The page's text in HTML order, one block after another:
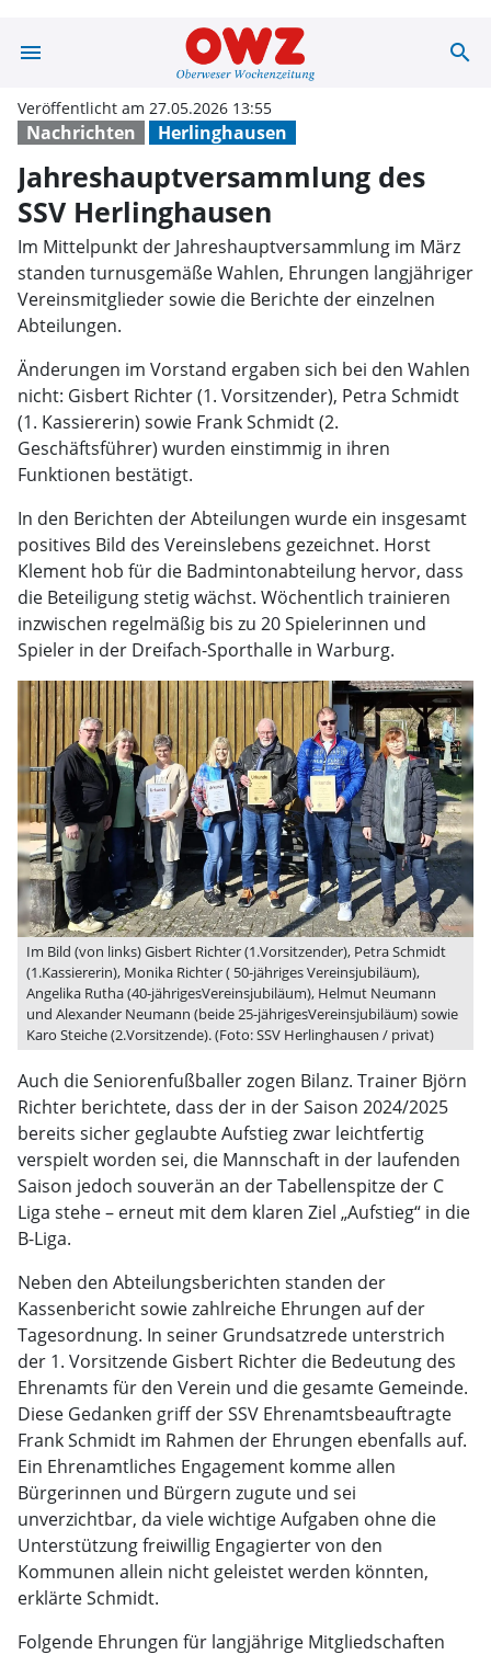
menu search
Nachrichten Herlinghausen
Veröffentlicht am 27.05.2026 13:55
Jahreshauptversammlung des
SSV Herlinghausen
Im Mittelpunkt der Jahreshauptversammlung im März
standen turnusgemäße Wahlen, Ehrungen langjähriger
Vereinsmitglieder sowie die Berichte der einzelnen
Abteilungen.
Änderungen im Vorstand ergaben sich bei den Wahlen
nicht: Gisbert Richter (1. Vorsitzender), Petra Schmidt
(1. Kassiererin) sowie Frank Schmidt (2.
Geschäftsführer) wurden einstimmig in ihren
Funktionen bestätigt.
In den Berichten der Abteilungen wurde ein insgesamt
positives Bild des Vereinslebens gezeichnet. Horst
Klement hob für die Badmintonabteilung hervor, dass
die Beteiligung stetig wächst. Wöchentlich trainieren
inzwischen regelmäßig bis zu 20 Spielerinnen und
Spieler in der Dreifach-Sporthalle in Warburg.
Im Bild (von links) Gisbert Richter (1.Vorsitzender), Petra Schmidt
(1.Kassiererin), Monika Richter ( 50-jähriges Vereinsjubiläum),
Angelika Rutha (40-jährigesVereinsjubiläum), Helmut Neumann
und Alexander Neumann (beide 25-jährigesVereinsjubiläum) sowie
Karo Steiche (2.Vorsitzende). (Foto: SSV Herlinghausen / privat)
Auch die Seniorenfußballer zogen Bilanz. Trainer Björn
Richter berichtete, dass der in der Saison 2024/2025
bereits sicher geglaubte Aufstieg zwar leichtfertig
verspielt worden sei, die Mannschaft in der laufenden
Saison jedoch souverän an der Tabellenspitze der C
Liga stehe – erneut mit dem klaren Ziel „Aufstieg“ in die
B-Liga.
Neben den Abteilungsberichten standen der
Kassenbericht sowie zahlreiche Ehrungen auf der
Tagesordnung. In seiner Grundsatzrede unterstrich
der 1. Vorsitzende Gisbert Richter die Bedeutung des
Ehrenamts für den Verein und die gesamte Gemeinde.
Diese Gedanken griff der SSV Ehrenamtsbeauftragte
Frank Schmidt im Rahmen der Ehrungen ebenfalls auf.
Ein Ehrenamtliches Engagement komme allen
Bürgerinnen und Bürgern zugute und sei
unverzichtbar, da viele wichtige Aufgaben ohne die
Unterstützung freiwillig Engagierter von den
Kommunen allein nicht geleistet werden könnten,
erklärte Schmidt.
Folgende Ehrungen für langjährige Mitgliedschaften